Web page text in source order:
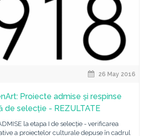
26 May 2016
Proiecte admise și respinse
de selecție - REZULTATE
la etapa I de selecție - verificarea
a proiectelor culturale depuse în cadrul